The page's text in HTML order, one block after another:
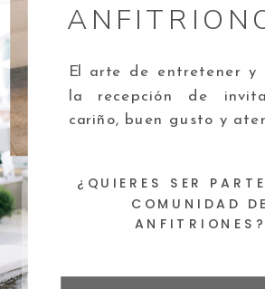
MUNDO
El arte de entretener y
la recepción de
cariño, buen gusto y
¿QUIERES SER
COMUNIDAD DE
ANFITRIONES?